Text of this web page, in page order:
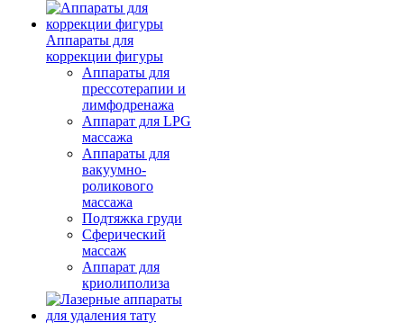
Аппараты для
коррекции фигуры
Аппараты для
прессотерапии и
лимфодренажа
Аппарат для LPG
массажа
Аппараты для
вакуумно-
роликового
массажа
Подтяжка груди
Сферический
массаж
Аппарат для
криолиполиза